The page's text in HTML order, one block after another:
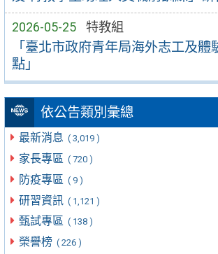
2026-05-25 特教組
「臺北市政府青年局海外志工及體
點」
依公告類別彙總
最新消息 ( 3,019 )
家長專區 ( 720 )
防疫專區 ( 9 )
研習資訊 ( 1,121 )
甄試專區 ( 138 )
榮譽榜 ( 226 )